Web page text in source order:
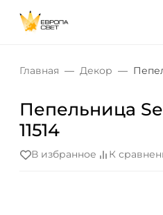
Главная Декор
Пепельница
11514
В избранное К